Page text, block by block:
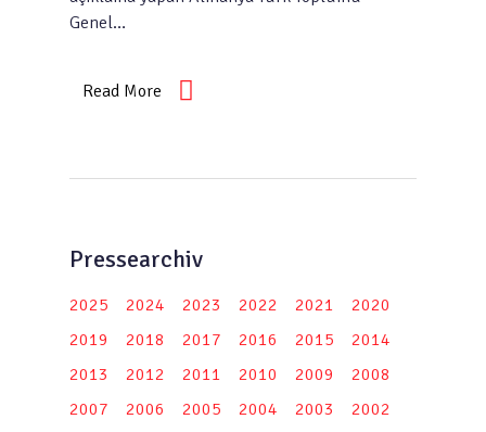
Genel…
Read More
Pressearchiv
2025 2024 2023 2022 2021
2020
2019
2018 2017 2016 2015
2014
2013
2012 2011 2010 2009
2008
2007
2006 2005 2004 2003
2002